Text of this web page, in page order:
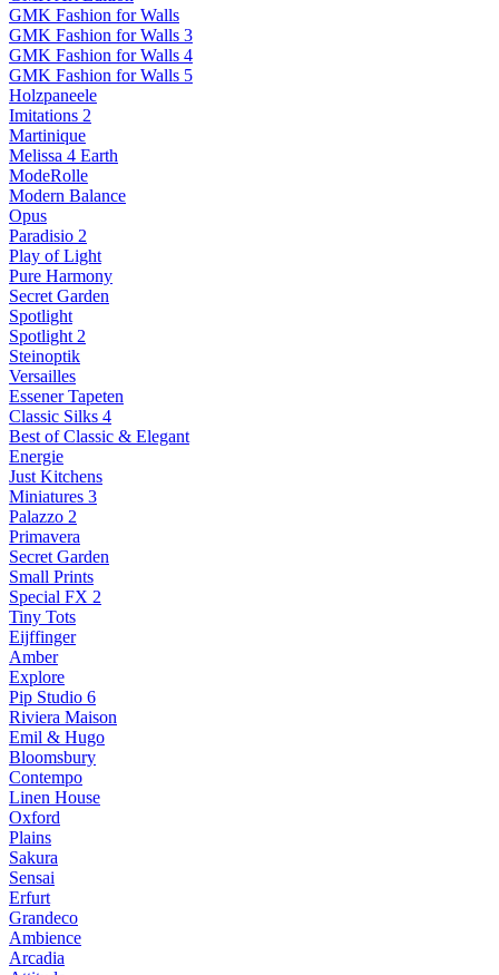
GMK Fashion for Walls
GMK Fashion for Walls 3
GMK Fashion for Walls 4
GMK Fashion for Walls 5
Holzpaneele
Imitations 2
Martinique
Melissa 4 Earth
ModeRolle
Modern Balance
Opus
Paradisio 2
Play of Light
Pure Harmony
Secret Garden
Spotlight
Spotlight 2
Steinoptik
Versailles
Essener Tapeten
Classic Silks 4
Best of Classic & Elegant
Energie
Just Kitchens
Miniatures 3
Palazzo 2
Primavera
Secret Garden
Small Prints
Special FX 2
Tiny Tots
Eijffinger
Amber
Explore
Pip Studio 6
Riviera Maison
Emil & Hugo
Bloomsbury
Contempo
Linen House
Oxford
Plains
Sakura
Sensai
Erfurt
Grandeco
Ambience
Arcadia